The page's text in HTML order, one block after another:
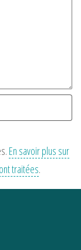
En savoir plus sur
traitées.